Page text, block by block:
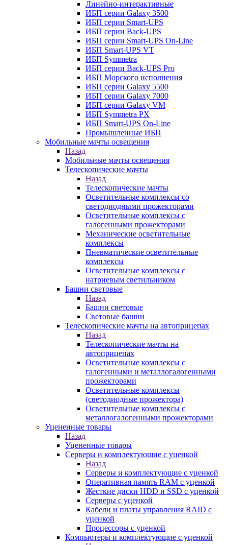
Линейно-интерактивные
ИБП серии Galaxy 3500
ИБП серии Smart-UPS
ИБП серии Back-UPS
ИБП серии Smart-UPS On-Line
ИБП Smart-UPS VT
ИБП Symmetra
ИБП серии Back-UPS Pro
ИБП Морского исполнения
ИБП серии Galaxy 5500
ИБП серии Galaxy 7000
ИБП серии Galaxy VM
ИБП Symmetra PX
ИБП Smart-UPS On-Line
Промышленные ИБП
Мобильные мачты освещения
Назад
Мобильные мачты освещения
Телескопические мачты
Назад
Телескопические мачты
Осветительные комплексы со
светодиодными прожекторами
Осветительные комплексы с
галогенными прожекторами
Механические осветительные
комплексы
Пневматические осветительные
комплексы
Осветительные комплексы с
натриевым светильником
Башни световые
Назад
Башни световые
Световые башни
Телескопические мачты на автоприцепах
Назад
Телескопические мачты на
автоприцепах
Осветительные комплексы с
галогенными и металлогалогенными
прожекторами
Осветительные комплексы
(светодиодные прожектора)
Осветительные комплексы с
металлогалогенными прожекторами
Уцененные товары
Назад
Уцененные товары
Серверы и комплектующие с уценкой
Назад
Серверы и комплектующие с уценкой
Оперативная память RAM с уценкой
Жесткие диски HDD и SSD с уценкой
Серверы с уценкой
Кабели и платы управления RAID с
уценкой
Процессоры с уценкой
Компьютеры и комплектующие с уценкой